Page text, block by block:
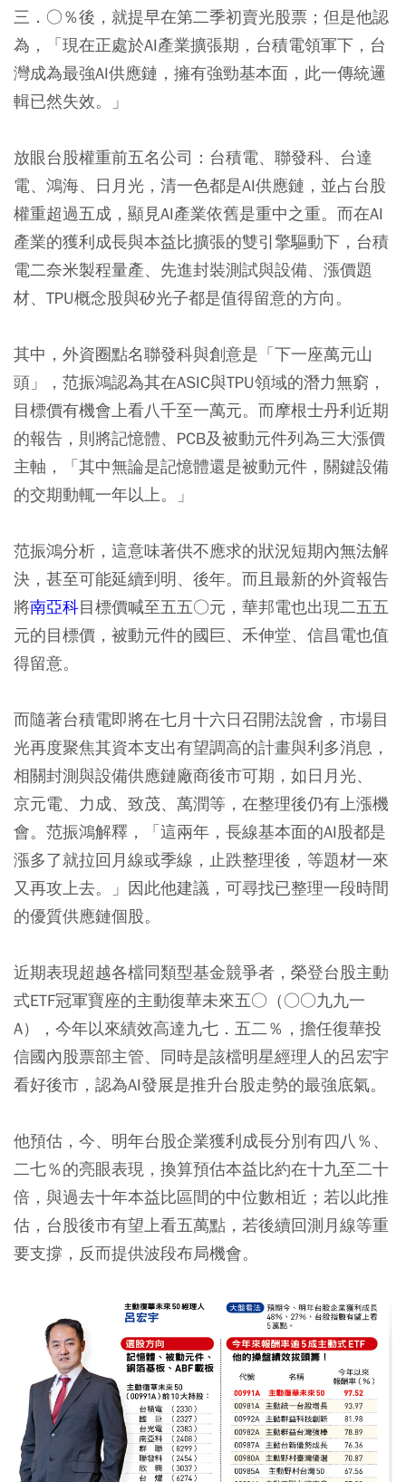
三．○％後，就提早在第二季初賣光股票；但是他認
為，「現在正處於AI產業擴張期，台積電領軍下，台
灣成為最強AI供應鏈，擁有強勁基本面，此一傳統邏
輯已然失效。」
放眼台股權重前五名公司：台積電、聯發科、台達
電、鴻海、日月光，清一色都是AI供應鏈，並占台股
權重超過五成，顯見AI產業依舊是重中之重。而在AI
產業的獲利成長與本益比擴張的雙引擎驅動下，台積
電二奈米製程量產、先進封裝測試與設備、漲價題
材、TPU概念股與矽光子都是值得留意的方向。
其中，外資圈點名聯發科與創意是「下一座萬元山
頭」，范振鴻認為其在ASIC與TPU領域的潛力無窮，
目標價有機會上看八千至一萬元。而摩根士丹利近期
的報告，則將記憶體、PCB及被動元件列為三大漲價
主軸，「其中無論是記憶體還是被動元件，關鍵設備
的交期動輒一年以上。」
范振鴻分析，這意味著供不應求的狀況短期內無法解
決，甚至可能延續到明、後年。而且最新的外資報告
將南亞科目標價喊至五五○元，華邦電也出現二五五
元的目標價，被動元件的國巨、禾伸堂、信昌電也值
得留意。
而隨著台積電即將在七月十六日召開法說會，市場目
光再度聚焦其資本支出有望調高的計畫與利多消息，
相關封測與設備供應鏈廠商後市可期，如日月光、
京元電、力成、致茂、萬潤等，在整理後仍有上漲機
會。范振鴻解釋，「這兩年，長線基本面的AI股都是
漲多了就拉回月線或季線，止跌整理後，等題材一來
又再攻上去。」因此他建議，可尋找已整理一段時間
的優質供應鏈個股。
近期表現超越各檔同類型基金競爭者，榮登台股主動
式ETF冠軍寶座的主動復華未來五○（○○九九一
A），今年以來績效高達九七．五二％，擔任復華投
信國內股票部主管、同時是該檔明星經理人的呂宏宇
看好後市，認為AI發展是推升台股走勢的最強底氣。
他預估，今、明年台股企業獲利成長分別有四八％、
二七％的亮眼表現，換算預估本益比約在十九至二十
倍，與過去十年本益比區間的中位數相近；若以此推
估，台股後市有望上看五萬點，若後續回測月線等重
要支撐，反而提供波段布局機會。